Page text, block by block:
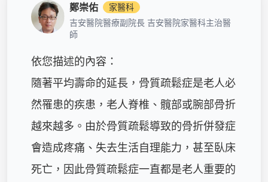
鄭崇佑
家醫科
吉安醫院醫療副院長 吉安醫院家醫科主治醫
師
依您描述的內容：
隨著平均壽命的延長，骨質疏鬆症是老人必
然罹患的疾患，老人脊椎、髖部或腕部骨折
越來越多。由於骨質疏鬆導致的骨折併發症
會造成疼痛、失去生活自理能力，甚至臥床
死亡，因此骨質疏鬆症一直都是老人重要的